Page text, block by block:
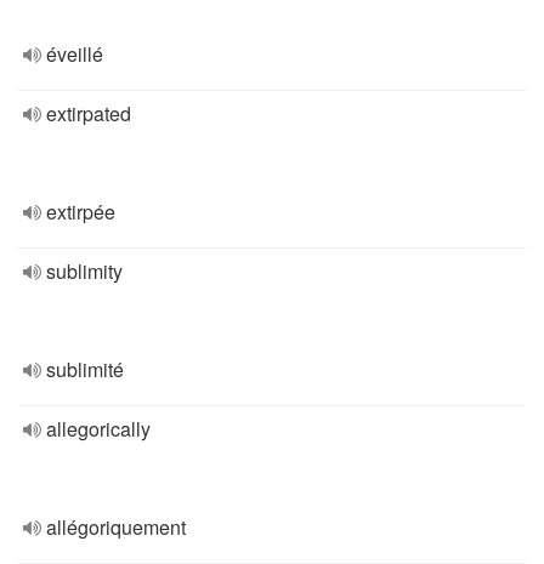
éveillé
extirpated
extirpée
sublimity
sublimité
allegorically
allégoriquement